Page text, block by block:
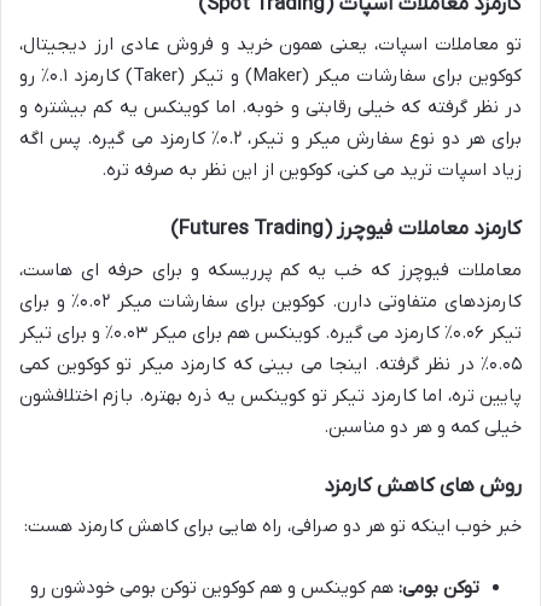
تو معاملات اسپات، یعنی همون خرید و فروش عادی ارز دیجیتال،
کوکوین برای سفارشات میکر (Maker) و تیکر (Taker) کارمزد ۰.۱٪ رو
در نظر گرفته که خیلی رقابتی و خوبه. اما کوینکس یه کم بیشتره و
برای هر دو نوع سفارش میکر و تیکر، ۰.۲٪ کارمزد می گیره. پس اگه
زیاد اسپات ترید می کنی، کوکوین از این نظر به صرفه تره.
کارمزد معاملات فیوچرز (Futures Trading)
معاملات فیوچرز که خب یه کم پرریسکه و برای حرفه ای هاست،
کارمزدهای متفاوتی دارن. کوکوین برای سفارشات میکر ۰.۰۲٪ و برای
تیکر ۰.۰۶٪ کارمزد می گیره. کوینکس هم برای میکر ۰.۰۳٪ و برای تیکر
۰.۰۵٪ در نظر گرفته. اینجا می بینی که کارمزد میکر تو کوکوین کمی
پایین تره، اما کارمزد تیکر تو کوینکس یه ذره بهتره. بازم اختلافشون
خیلی کمه و هر دو مناسبن.
روش های کاهش کارمزد
خبر خوب اینکه تو هر دو صرافی، راه هایی برای کاهش کارمزد هست:
توکن بومی: هم کوینکس و هم کوکوین توکن بومی خودشون رو